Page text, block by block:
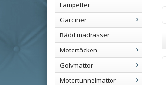
Lampetter
Gardiner
Bädd madrasser
Motortäcken
Golvmattor
Motortunnelmattor